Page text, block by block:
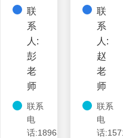
联
系
人:
彭
老
师
联系
电
话:18963954911
联
系
人:
赵
老
师
联系
电
话